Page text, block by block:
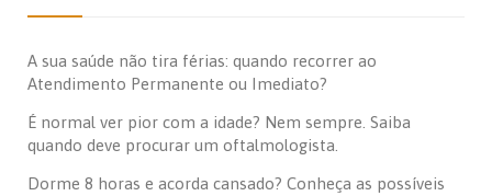
A sua saúde não tira férias: quando recorrer ao
Atendimento Permanente ou Imediato?
É normal ver pior com a idade? Nem sempre. Saiba
quando deve procurar um oftalmologista.
Dorme 8 horas e acorda cansado? Conheça as possíveis